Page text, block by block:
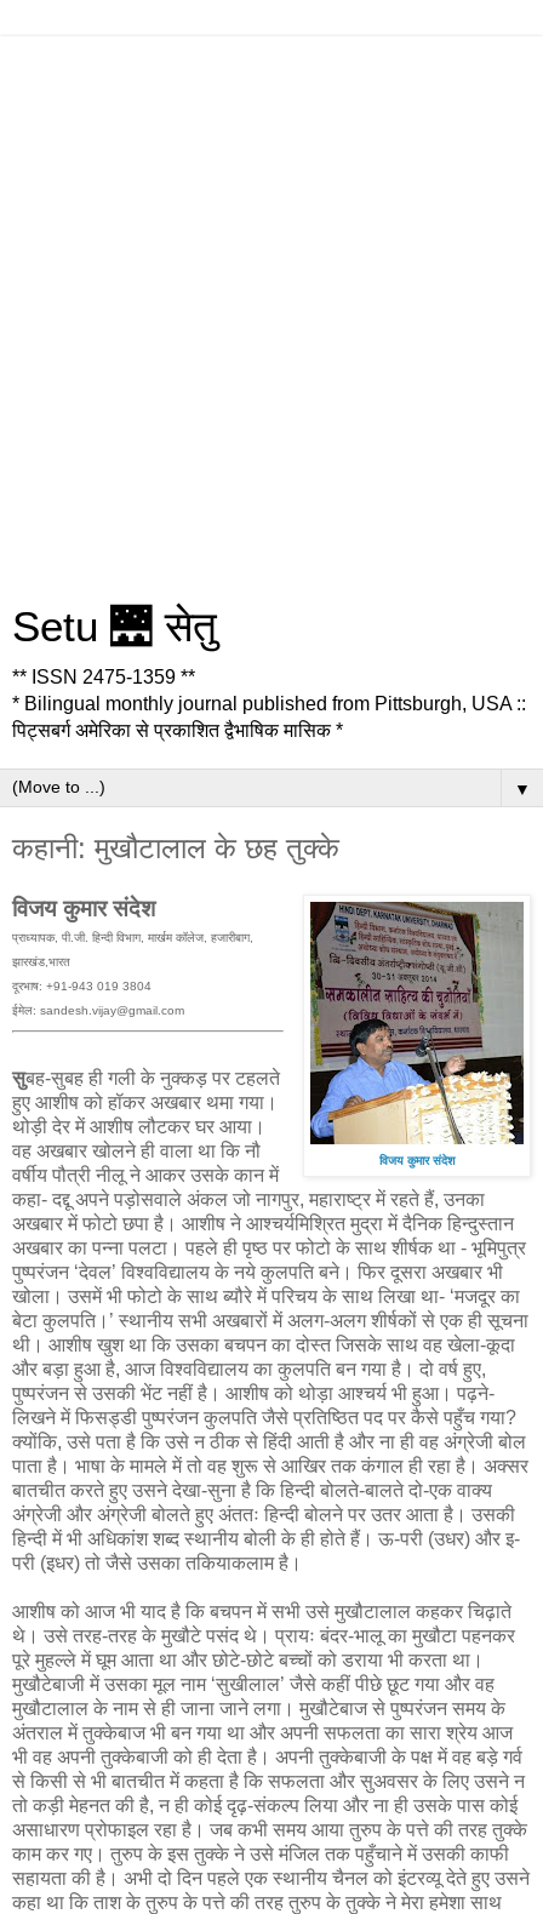
Setu 🌉 सेतु
** ISSN 2475-1359 **
* Bilingual monthly journal published from Pittsburgh, USA ::
पिट्सबर्ग अमेरिका से प्रकाशित द्वैभाषिक मासिक *
▼
कहानी: मुखौटालाल के छह तुक्के
विजय कुमार संदेश
विजय कुमार संदेश
प्राध्यापक, पी.जी. हिन्दी विभाग, मार्खम कॉलेज, हजारीबाग,
झारखंड,भारत
दूरभाष: +91-943 019 3804
ईमेल: sandesh.vijay@gmail.com
सुबह-सुबह ही गली के नुक्कड़ पर टहलते
हुए आशीष को हॉकर अखबार थमा गया।
थोड़ी देर में आशीष लौटकर घर आया।
वह अखबार खोलने ही वाला था कि नौ
वर्षीय पौत्री नीलू ने आकर उसके कान में
कहा- दद्दू अपने पड़ोसवाले अंकल जो नागपुर, महाराष्ट्र में रहते हैं, उनका
अखबार में फोटो छपा है। आशीष ने आश्चर्यमिश्रित मुद्रा में दैनिक हिन्दुस्तान
अखबार का पन्ना पलटा। पहले ही पृष्ठ पर फोटो के साथ शीर्षक था - भूमिपुत्र
पुष्परंजन ‘देवल’ विश्वविद्यालय के नये कुलपति बने। फिर दूसरा अखबार भी
खोला। उसमें भी फोटो के साथ ब्यौरे में परिचय के साथ लिखा था- ‘मजदूर का
बेटा कुलपति।’ स्थानीय सभी अखबारों में अलग-अलग शीर्षकों से एक ही सूचना
थी। आशीष खुश था कि उसका बचपन का दोस्त जिसके साथ वह खेला-कूदा
और बड़ा हुआ है, आज विश्वविद्यालय का कुलपति बन गया है। दो वर्ष हुए,
पुष्परंजन से उसकी भेंट नहीं है। आशीष को थोड़ा आश्चर्य भी हुआ। पढ़ने-
लिखने में फिसड्डी पुष्परंजन कुलपति जैसे प्रतिष्ठित पद पर कैसे पहुँच गया?
क्योंकि, उसे पता है कि उसे न ठीक से हिंदी आती है और ना ही वह अंग्रेजी बोल
पाता है। भाषा के मामले में तो वह शुरू से आखिर तक कंगाल ही रहा है। अक्सर
बातचीत करते हुए उसने देखा-सुना है कि हिन्दी बोलते-बालते दो-एक वाक्य
अंग्रेजी और अंग्रेजी बोलते हुए अंततः हिन्दी बोलने पर उतर आता है। उसकी
हिन्दी में भी अधिकांश शब्द स्थानीय बोली के ही होते हैं। ऊ-परी (उधर) और इ-
परी (इधर) तो जैसे उसका तकियाकलाम है।
आशीष को आज भी याद है कि बचपन में सभी उसे मुखौटालाल कहकर चिढ़ाते
थे। उसे तरह-तरह के मुखौटे पसंद थे। प्रायः बंदर-भालू का मुखौटा पहनकर
पूरे मुहल्ले में घूम आता था और छोटे-छोटे बच्चों को डराया भी करता था।
मुखौटेबाजी में उसका मूल नाम ‘सुखीलाल’ जैसे कहीं पीछे छूट गया और वह
मुखौटालाल के नाम से ही जाना जाने लगा। मुखौटेबाज से पुष्परंजन समय के
अंतराल में तुक्केबाज भी बन गया था और अपनी सफलता का सारा श्रेय आज
भी वह अपनी तुक्केबाजी को ही देता है। अपनी तुक्केबाजी के पक्ष में वह बड़े गर्व
से किसी से भी बातचीत में कहता है कि सफलता और सुअवसर के लिए उसने न
तो कड़ी मेहनत की है, न ही कोई दृढ़-संकल्प लिया और ना ही उसके पास कोई
असाधारण प्रोफाइल रहा है। जब कभी समय आया तुरुप के पत्ते की तरह तुक्के
काम कर गए। तुरुप के इस तुक्के ने उसे मंजिल तक पहुँचाने में उसकी काफी
सहायता की है। अभी दो दिन पहले एक स्थानीय चैनल को इंटरव्यू देते हुए उसने
कहा था कि ताश के तुरुप के पत्ते की तरह तुरुप के तुक्के ने मेरा हमेशा साथ